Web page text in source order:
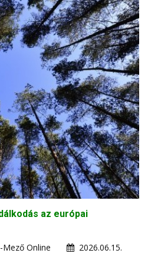
az európai
Mező Online
2026.06.15.